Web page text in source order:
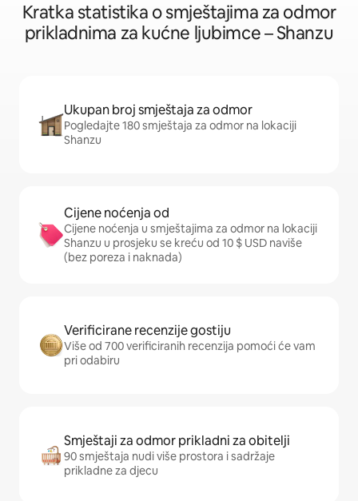
Kratka statistika o smještajima za odmor
prikladnima za kućne ljubimce – Shanzu
Ukupan broj smještaja za odmor
Pogledajte 180 smještaja za odmor na lokaciji
Shanzu
Cijene noćenja od
Cijene noćenja u smještajima za odmor na lokaciji
Shanzu u prosjeku se kreću od 10 $ USD naviše
(bez poreza i naknada)
Verificirane recenzije gostiju
Više od 700 verificiranih recenzija pomoći će vam
pri odabiru
Smještaji za odmor prikladni za obitelji
90 smještaja nudi više prostora i sadržaje
prikladne za djecu